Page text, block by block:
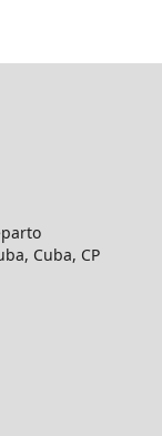
Cuba, CP